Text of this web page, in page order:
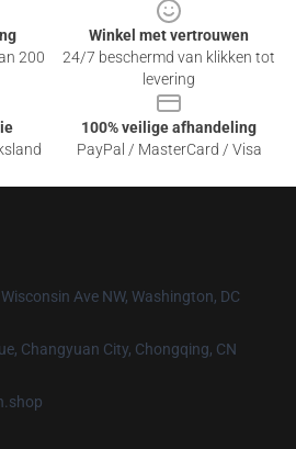
200
Winkel met vertrouwen
24/7 beschermd van klikken tot
levering
100% veilige afhandeling
PayPal / MasterCard / Visa
Ave NW, Washington, DC
Changyuan City, Chongqing, CN